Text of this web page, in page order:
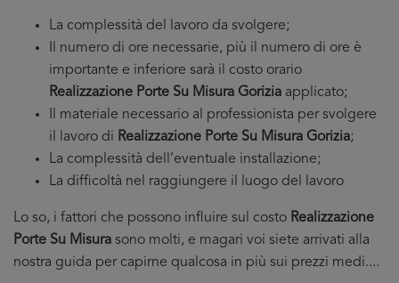
La complessità del lavoro da svolgere;
Il numero di ore necessarie, più il numero di ore è
importante e inferiore sarà il costo orario
Realizzazione Porte Su Misura Gorizia applicato;
Il materiale necessario al professionista per svolgere
il lavoro di Realizzazione Porte Su Misura Gorizia;
La complessità dell’eventuale installazione;
La difficoltà nel raggiungere il luogo del lavoro
Lo so, i fattori che possono influire sul costo Realizzazione
Porte Su Misura sono molti, e magari voi siete arrivati alla
nostra guida per capirne qualcosa in più sui prezzi medi....